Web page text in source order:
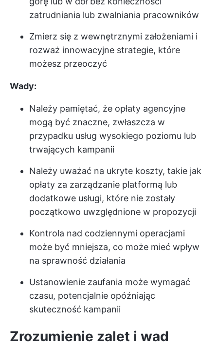
zatrudniania lub zwalniania pracowników
Zmierz się z wewnętrznymi założeniami i
rozważ innowacyjne strategie, które
możesz przeoczyć
Wady:
Należy pamiętać, że opłaty agencyjne
mogą być znaczne, zwłaszcza w
przypadku usług wysokiego poziomu lub
trwających kampanii
Należy uważać na ukryte koszty, takie jak
opłaty za zarządzanie platformą lub
dodatkowe usługi, które nie zostały
początkowo uwzględnione w propozycji
Kontrola nad codziennymi operacjami
może być mniejsza, co może mieć wpływ
na sprawność działania
Ustanowienie zaufania może wymagać
czasu, potencjalnie opóźniając
skuteczność kampanii
Zrozumienie zalet i wad